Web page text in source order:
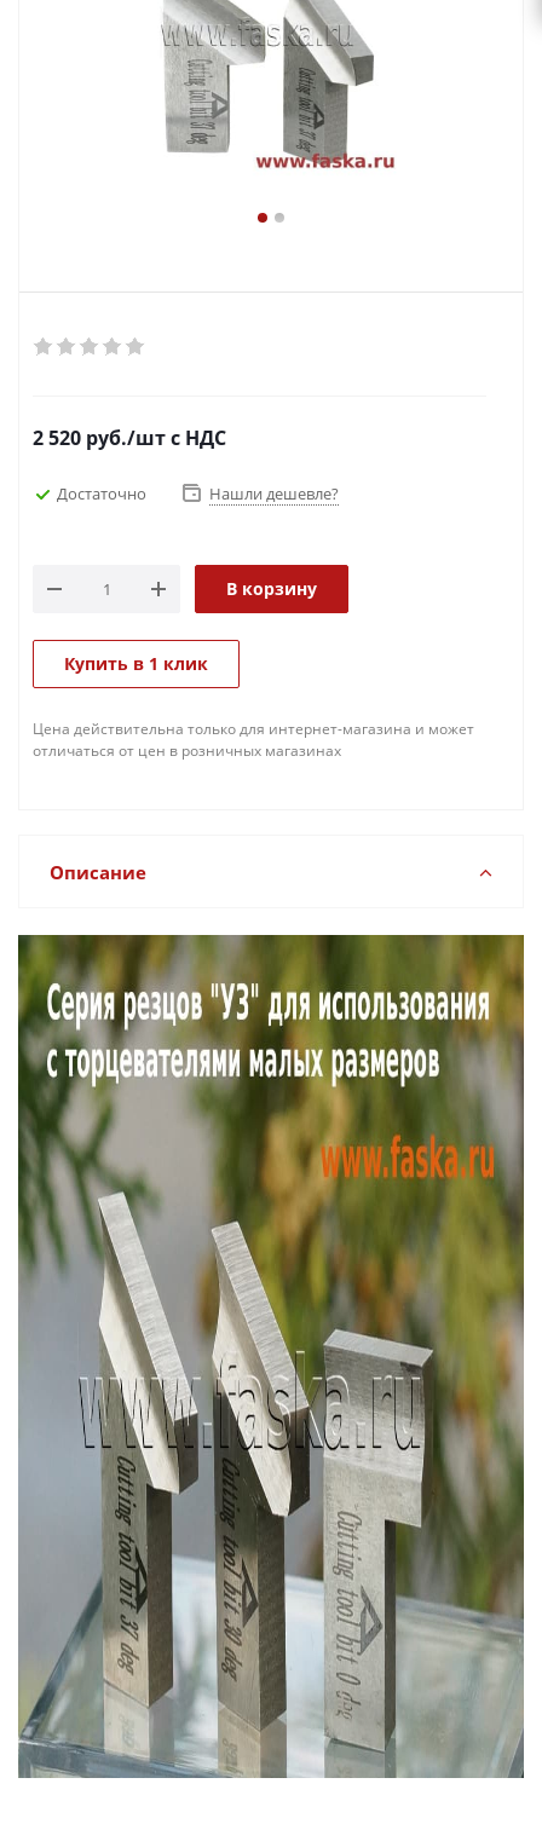
2 520 руб./штс НДС
Достаточно Нашли дешевле?
В корзину
Купить в 1 клик
Цена действительна только для интернет-магазина и может
отличаться от цен в розничных магазинах
Описание